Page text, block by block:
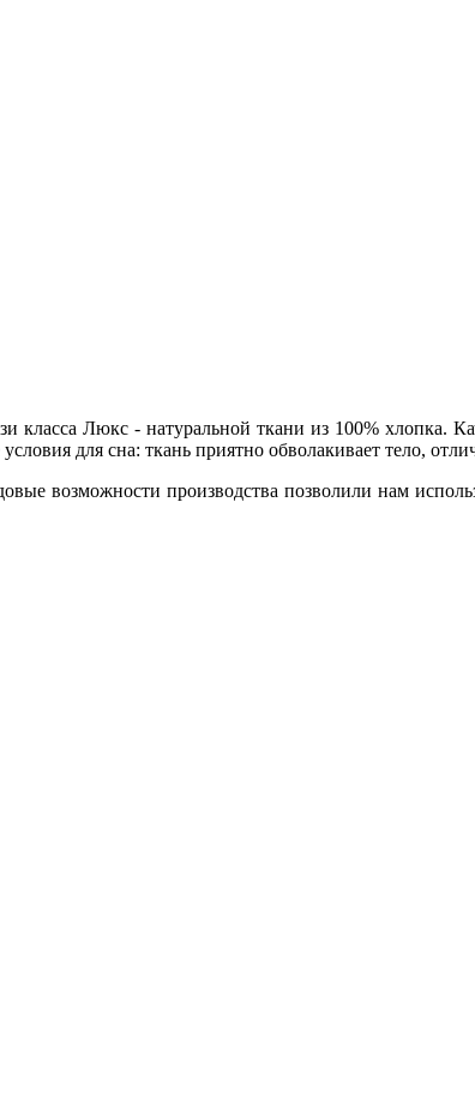
класса Люкс - натуральной ткани из 100% хлопка.
для сна: ткань приятно обволакивает тело,
возможности производства позволили нам